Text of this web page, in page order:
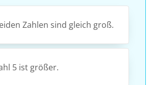
Zahlen sind gleich groß.
5 ist größer.